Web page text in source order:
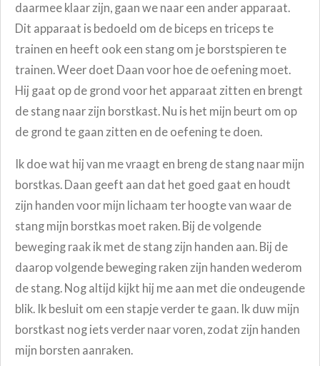
daarmee klaar zijn, gaan we naar een ander apparaat.
Dit apparaat is bedoeld om de biceps en triceps te
trainen en heeft ook een stang om je borstspieren te
trainen. Weer doet Daan voor hoe de oefening moet.
Hij gaat op de grond voor het apparaat zitten en brengt
de stang naar zijn borstkast. Nu is het mijn beurt om op
de grond te gaan zitten en de oefening te doen.
Ik doe wat hij van me vraagt en breng de stang naar mijn
borstkas. Daan geeft aan dat het goed gaat en houdt
zijn handen voor mijn lichaam ter hoogte van waar de
stang mijn borstkas moet raken. Bij de volgende
beweging raak ik met de stang zijn handen aan. Bij de
daarop volgende beweging raken zijn handen wederom
de stang. Nog altijd kijkt hij me aan met die ondeugende
blik. Ik besluit om een stapje verder te gaan. Ik duw mijn
borstkast nog iets verder naar voren, zodat zijn handen
mijn borsten aanraken.